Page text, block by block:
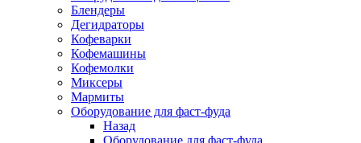
Блендеры
Дегидраторы
Кофеварки
Кофемашины
Кофемолки
Миксеры
Мармиты
Оборудование для фаст-фуда
Назад
Оборудование для фаст-фуда